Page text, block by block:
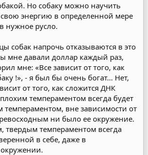
Но собаку можно научить
энергию в определенной мере
нужное русло.
собак напрочь отказываются в это
мне давали доллар каждый раз,
мне: «Все зависит от того, как
!», - я был бы очень богат... Нет,
от того, как сложится ДНК
темпераментом всегда будет
темпераментом, вне зависимости от
ни было ее окружение.
твердым темпераментом всегда
в себе, даже в